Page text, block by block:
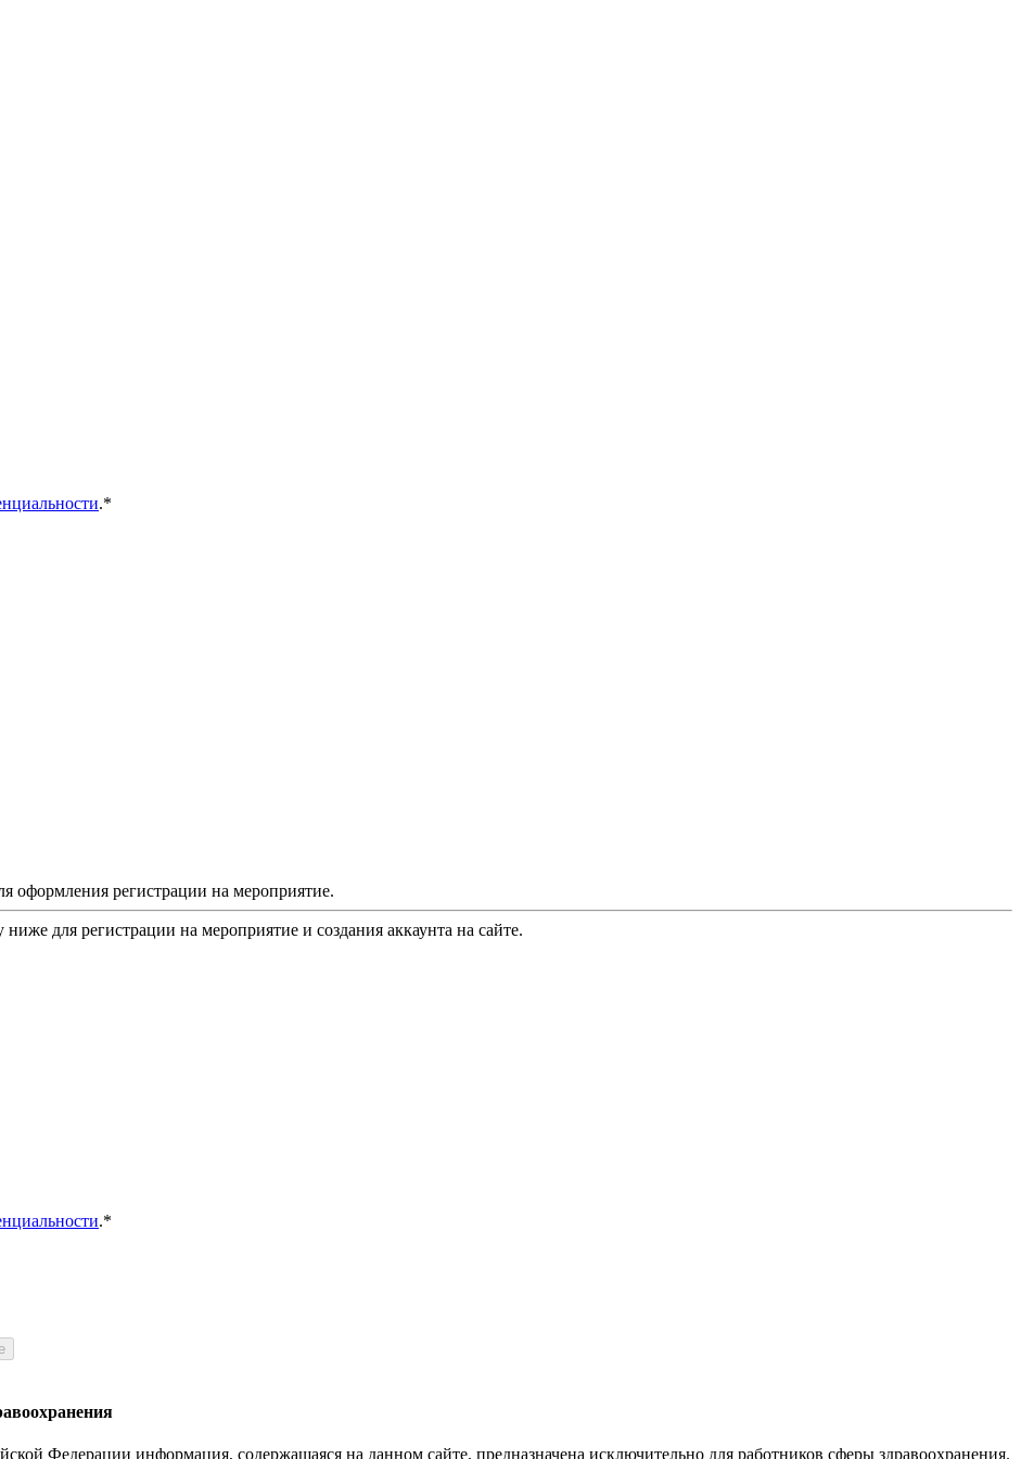
.*
оформления регистрации на мероприятие.
для регистрации на мероприятие и создания аккаунта на сайте.
.*
Федерации информация, содержащаяся на данном сайте, предназначена исключительно для работников сферы здравоохранения.